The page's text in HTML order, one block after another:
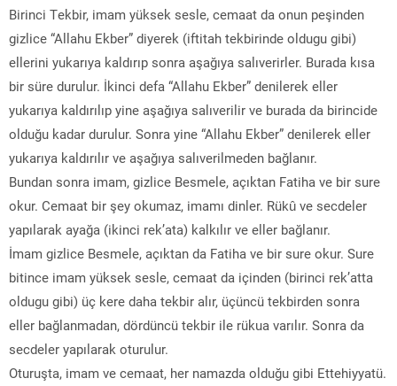
Birinci Tekbir, imam yüksek sesle, cemaat da onun peşinden
gizlice “Allahu Ekber” diyerek (iftitah tekbirinde oldugu gibi)
ellerini yukarıya kaldırıp sonra aşağıya salıverirler. Burada kısa
bir süre durulur. İkinci defa “Allahu Ekber” denilerek eller
yukarıya kaldırılıp yine aşağıya salıverilir ve burada da birincide
olduğu kadar durulur. Sonra yine “Allahu Ekber” denilerek eller
yukarıya kaldırılır ve aşağıya salıverilmeden bağlanır.
Bundan sonra imam, gizlice Besmele, açıktan Fatiha ve bir sure
okur. Cemaat bir şey okumaz, imamı dinler. Rükû ve secdeler
yapılarak ayağa (ikinci rek’ata) kalkılır ve eller bağlanır.
İmam gizlice Besmele, açıktan da Fatiha ve bir sure okur. Sure
bitince imam yüksek sesle, cemaat da içinden (birinci rek’atta
oldugu gibi) üç kere daha tekbir alır, üçüncü tekbirden sonra
eller bağlanmadan, dördüncü tekbir ile rükua varılır. Sonra da
secdeler yapılarak oturulur.
Oturuşta, imam ve cemaat, her namazda olduğu gibi Ettehiyyatü.